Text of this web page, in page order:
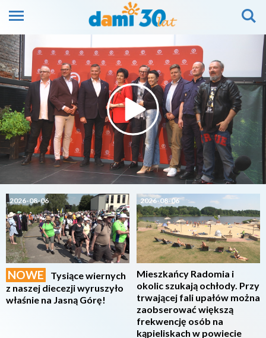
2026-08-06
NOWE
Tysiące wiernych
z naszej diecezji wyruszyło
właśnie na Jasną Górę!
2026-08-06
Mieszkańcy Radomia i
okolic szukają ochłody. Przy
trwającej fali upałów można
zaobserować większą
frekwencję osób na
kąpieliskach w powiecie